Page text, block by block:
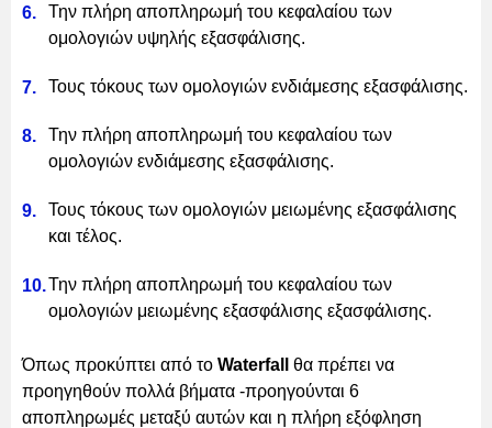
Την πλήρη αποπληρωμή του κεφαλαίου των
ομολογιών υψηλής εξασφάλισης.
Τους τόκους των ομολογιών ενδιάμεσης εξασφάλισης.
Την πλήρη αποπληρωμή του κεφαλαίου των
ομολογιών ενδιάμεσης εξασφάλισης.
Τους τόκους των ομολογιών μειωμένης εξασφάλισης
και τέλος.
Την πλήρη αποπληρωμή του κεφαλαίου των
ομολογιών μειωμένης εξασφάλισης εξασφάλισης.
Όπως προκύπτει από το Waterfall θα πρέπει να
προηγηθούν πολλά βήματα -προηγούνται 6
αποπληρωμές μεταξύ αυτών και η πλήρη εξόφληση